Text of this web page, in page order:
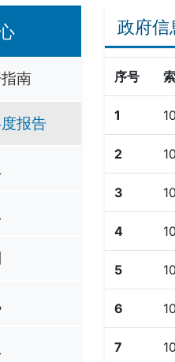
南
报告
政府信
序号
1
2
3
4
5
6
7